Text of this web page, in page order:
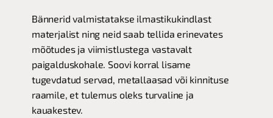
Bännerid valmistatakse ilmastikukindlast
materjalist ning neid saab tellida erinevates
mõõtudes ja viimistlustega vastavalt
paigalduskohale. Soovi korral lisame
tugevdatud servad, metallaasad või kinnituse
raamile, et tulemus oleks turvaline ja
kauakestev.